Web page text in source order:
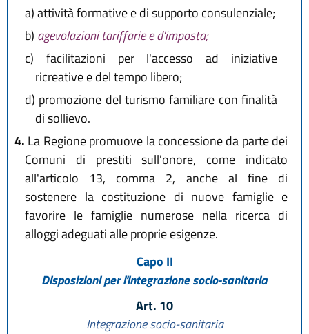
a)attività formative e di supporto consulenziale;
b) agevolazioni tariffarie e d'imposta;
c) facilitazioni per l'accesso ad iniziative
ricreative e del tempo libero;
d) promozione del turismo familiare con finalità
di sollievo.
4. La Regione promuove la concessione da parte dei
Comuni di prestiti sull'onore, come indicato
all'articolo 13, comma 2, anche al fine di
sostenere la costituzione di nuove famiglie e
favorire le famiglie numerose nella ricerca di
alloggi adeguati alle proprie esigenze.
Capo II
Disposizioni per l'integrazione socio-sanitaria
Art. 10
Integrazione socio-sanitaria